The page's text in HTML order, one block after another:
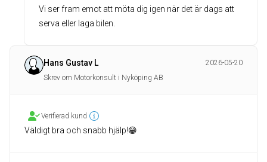
Vi ser fram emot att möta dig igen när det är dags att
serva eller laga bilen.
Hans Gustav L
2026-05-20
Skrev om Motorkonsult i Nyköping AB
Verifierad kund
Väldigt bra och snabb hjälp!😁